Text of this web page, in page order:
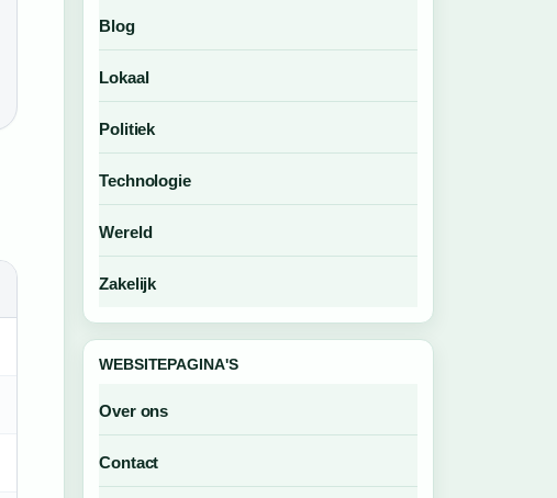
Blog
Lokaal
Politiek
Technologie
Wereld
Zakelijk
WEBSITEPAGINA'S
Over ons
Contact